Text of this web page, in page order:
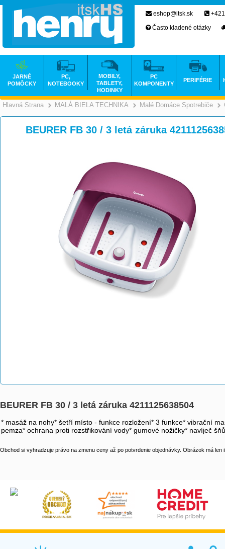
Hlavná Strana >
MALÁ BIELA TECHNIKA >
Malé Domáce Spotrebiče
BEURER FB 30 / 3 letá záruka
BEURER FB 30 / 3 letá záruka 4211125638504
* masáž na nohy* šetří místo - funkce rozložení* 3 funkce* vibrační
pemza* ochrana proti rozstřikování vody* gumové nožičky* navíječ
Obchod si vyhradzuje právo na zmenu ceny až po potvrdenie objednávky. Obrázok má len
eshop@itsk.sk
Často kladené otázky
JARNÉ
POMÔCKY
PC,
NOTEBOOKY
MOBILY,
TABLETY,
HODINKY
PC
KOMPONENTY
PERIFÉRIE